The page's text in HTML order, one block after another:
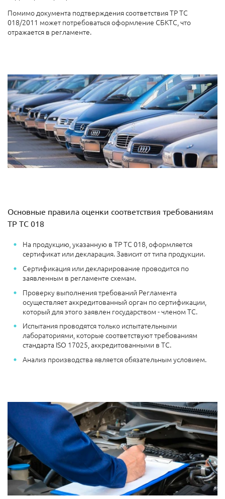
Помимо документа подтверждения соответствия ТР ТС
018/2011 может потребоваться оформление СБКТС, что
отражается в регламенте.
Основные правила оценки соответствия требованиям
ТР ТС 018
На продукцию, указанную в ТР ТС 018, оформляется
сертификат или декларация. Зависит от типа продукции.
Сертификация или декларирование проводится по
заявленным в регламенте схемам.
Проверку выполнения требований Регламента
осуществляет аккредитованный орган по сертификации,
который для этого заявлен государством - членом ТС.
Испытания проводятся только испытательными
лабораториями, которые соответствуют требованиям
стандарта ISO 17025, аккредитованными в ТС.
Анализ производства является обязательным условием.